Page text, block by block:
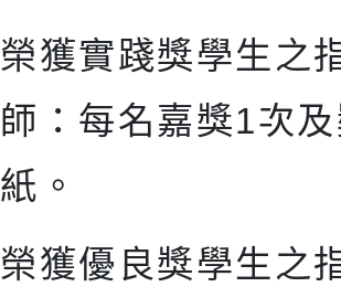
榮獲實踐獎學生之
師：每名嘉獎1次
紙。
榮獲優良獎學生之